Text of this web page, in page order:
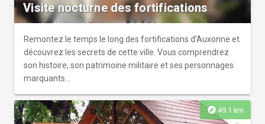
Visite nocturne des fortifications
Remontez le temps le long des fortifications d’Auxonne et
découvrez les secrets de cette ville. Vous comprendrez
son histoire, son patrimoine militaire et ses personnages
marquants...
explore 49.1 km